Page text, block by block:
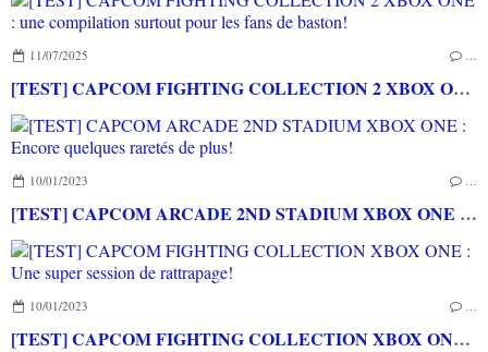
11/07/2025
[TEST] CAPCOM FIGHTING COLLECTION 2 XBOX ONE : une compilation surtout pour les fans de baston!
10/01/2023
[TEST] CAPCOM ARCADE 2ND STADIUM XBOX ONE : Encore quelques raretés de plus!
10/01/2023
[TEST] CAPCOM FIGHTING COLLECTION XBOX ONE : Une super session de rattrapage!